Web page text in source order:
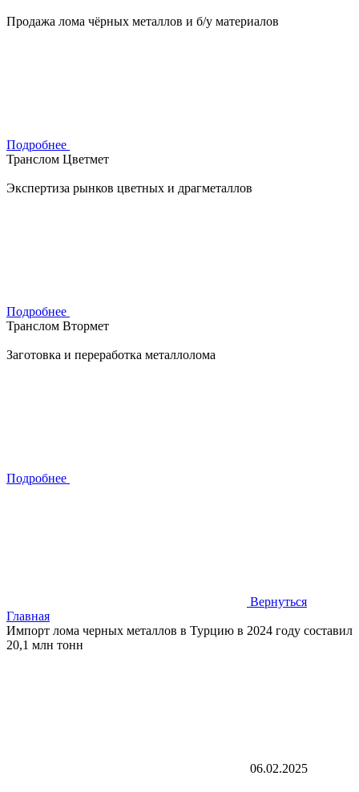
Продажа лома чёрных металлов и б/у материалов
Подробнее
Транслом Цветмет
Экспертиза рынков цветных и драгметаллов
Подробнее
Транслом Втормет
Заготовка и переработка металлолома
Подробнее
Вернуться
Главная
Импорт лома черных металлов в Турцию в 2024 году составил
20,1 млн тонн
06.02.2025